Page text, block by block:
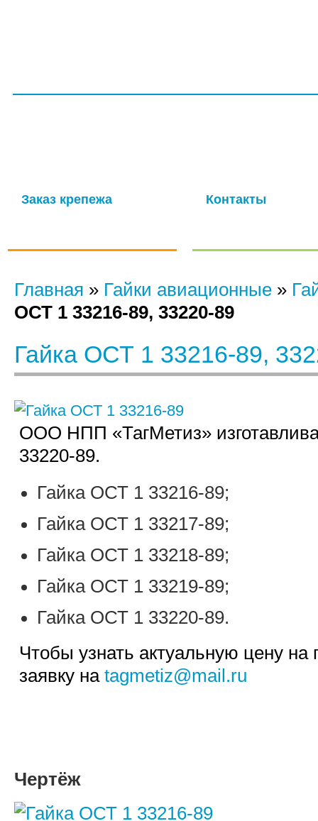
Заказ крепежа Контакты
Главная » Гайки авиационные »
ОСТ 1 33216-89, 33220-89
Гайка ОСТ 1 33216-89,
ООО НПП «ТагМетиз»
33220-89.
Гайка ОСТ 1 33216-89;
Гайка ОСТ 1 33217-89;
Гайка ОСТ 1 33218-89;
Гайка ОСТ 1 33219-89;
Гайка ОСТ 1 33220-89.
Чтобы узнать актуальную цену на
заявку наtagmetiz@mail.ru
Чертёж